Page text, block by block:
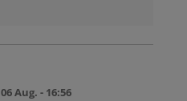
06 Aug. - 16:56